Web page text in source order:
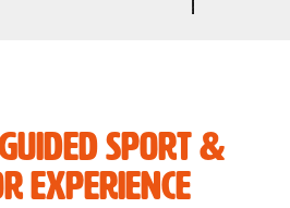
Sport &
Experience